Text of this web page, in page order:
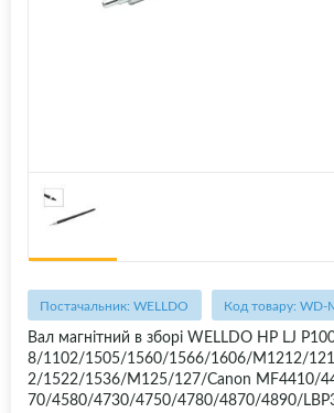
Постачальник: WELLDO Код товару: WD-
Вал магнітний в зборі WELLDO HP LJ
8/1102/1505/1560/1566/1606/M1212/
2/1522/1536/M125/127/Canon MF4410/
70/4580/4730/4750/4780/4870/4890/